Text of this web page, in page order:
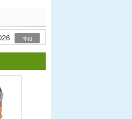
গাছ বিক্রয়ের দরপত্র বিজ্ঞপ্তি-২০২৬
খবর